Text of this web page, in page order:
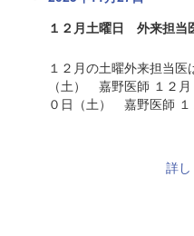
１２月土曜日 外来担当
１２月の土曜外来担当
（土） 嘉野医師 １２
０日（土） 嘉野医師
詳